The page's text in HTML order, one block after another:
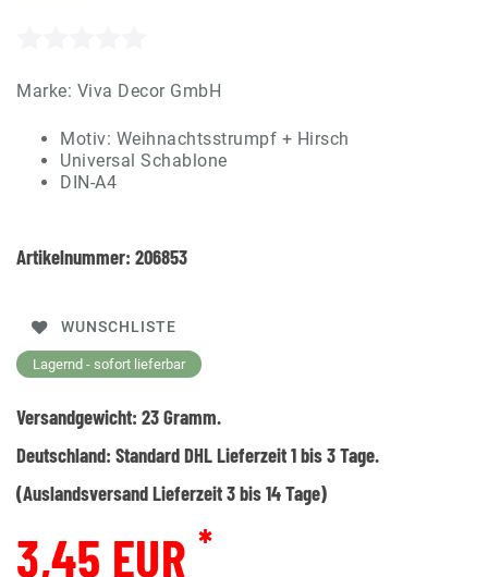
Marke: Viva Decor GmbH
Motiv: Weihnachtsstrumpf + Hirsch
Universal Schablone
DIN-A4
Artikelnummer: 206853
WUNSCHLISTE
Lagernd - sofort lieferbar
Versandgewicht: 23Gramm.
Deutschland: Standard DHL Lieferzeit 1 bis 3 Tage.
(Auslandsversand Lieferzeit 3 bis 14 Tage)
3,45 EUR *